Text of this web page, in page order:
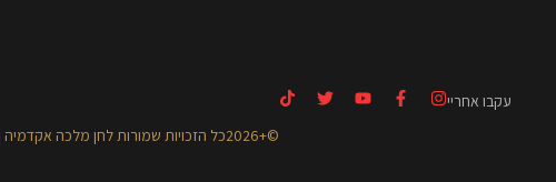
עקבו אחריי
©+2026כל הזכויות שמורות לחן מלכה אקדמיה ומרכז להתפתחות ותודעה -בית הספר של החיים.